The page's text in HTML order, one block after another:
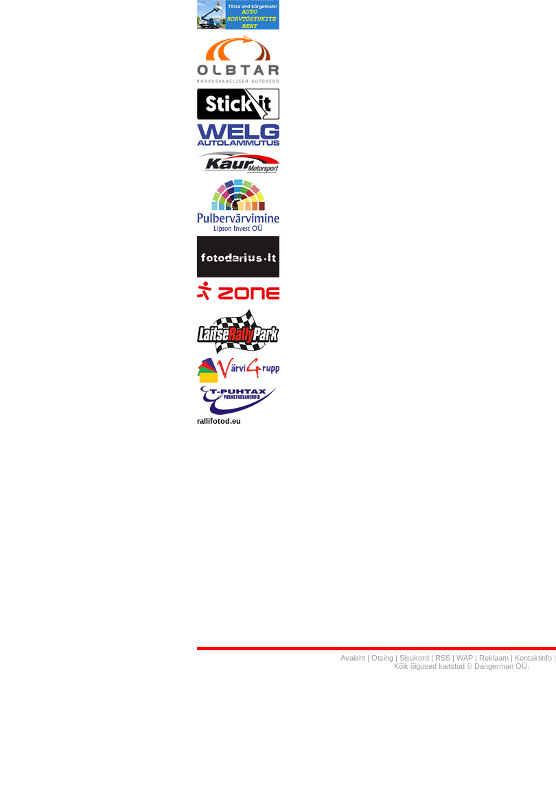
rallifotod.eu
Avaleht | Otsing| Sisukord | RSS | WAP| Reklaam| Kontaktinfo|
Kõik õigused kaitstud © Dangerman OÜ.